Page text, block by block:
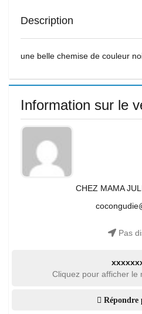
Description
une belle chemise de couleur
Information sur le
CHEZ MAMA
Pas
Cliquez pour afficher le
Répondre